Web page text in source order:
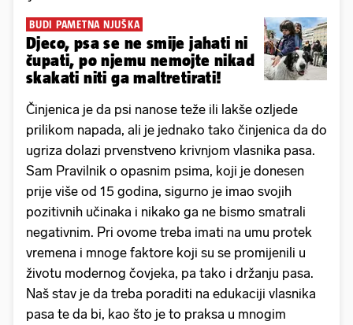
BUDI PAMETNA NJUŠKA
Djeco, psa se ne smije jahati ni
čupati, po njemu nemojte nikad
skakati niti ga maltretirati!
Činjenica je da psi nanose teže ili lakše ozljede
prilikom napada, ali je jednako tako činjenica da do
ugriza dolazi prvenstveno krivnjom vlasnika pasa.
Sam Pravilnik o opasnim psima, koji je donesen
prije više od 15 godina, sigurno je imao svojih
pozitivnih učinaka i nikako ga ne bismo smatrali
negativnim. Pri ovome treba imati na umu protek
vremena i mnoge faktore koji su se promijenili u
životu modernog čovjeka, pa tako i držanju pasa.
Naš stav je da treba poraditi na edukaciji vlasnika
pasa te da bi, kao što je to praksa u mnogim